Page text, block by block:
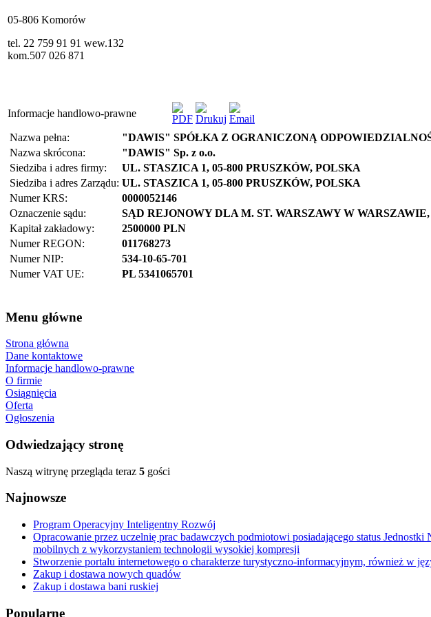
05-806 Komorów
tel. 22 759 91 91 wew.132
kom.507 026 871
Informacje handlowo-prawne
Nazwa pełna:
"DAWIS" SPÓŁKA Z OGRANICZONĄ
Nazwa skrócona:
"DAWIS" Sp. z o.o.
Siedziba i adres firmy:
UL. STASZICA 1, 05-800 PRUSZKÓW, POLSKA
Siedziba i adres Zarządu: UL. STASZICA 1, 05-800 PRUSZKÓW, POLSKA
Numer KRS:
0000052146
Oznaczenie sądu:
SĄD REJONOWY DLA M. ST. WARSZAWY W WARSZAWIE,
Kapitał zakładowy:
2500000 PLN
Numer REGON:
011768273
Numer NIP:
534-10-65-701
Numer VAT UE:
PL 5341065701
Menu główne
Strona główna
Dane kontaktowe
Informacje handlowo-prawne
O firmie
Osiągnięcia
Oferta
Ogłoszenia
Odwiedzający stronę
Naszą witrynę przegląda teraz 5 gości
Najnowsze
Program Operacyjny Inteligentny Rozwój
Opracowanie przez uczelnię prac badawczych podmiotowi posiadającego status
mobilnych z wykorzystaniem technologii wysokiej kompresji
Stworzenie portalu internetowego o charakterze turystyczno-informacyjnym, również w
Zakup i dostawa nowych quadów
Zakup i dostawa bani ruskiej
Popularne